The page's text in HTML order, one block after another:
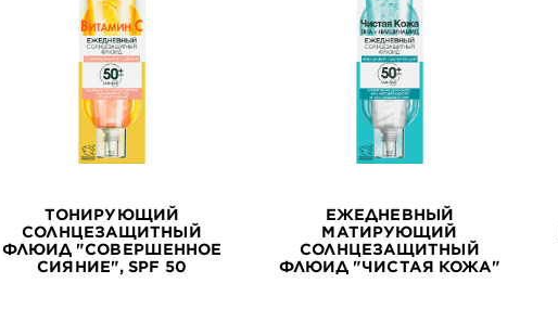
ТОНИРУЮЩИЙ
СОЛНЦЕЗАЩИТНЫЙ
ФЛЮИД "СОВЕРШЕННОЕ
СИЯНИЕ", SPF 50
ЕЖЕДНЕВНЫЙ
МАТИРУЮЩИЙ
СОЛНЦЕЗАЩИТНЫЙ
ФЛЮИД "ЧИСТАЯ КОЖА"